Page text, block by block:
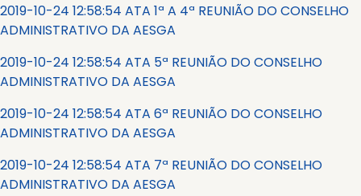
2019-10-24 12:58:54 ATA 1ª A 4ª REUNIÃO DO CONSELHO
ADMINISTRATIVO DA AESGA
2019-10-24 12:58:54 ATA 5ª REUNIÃO DO CONSELHO
ADMINISTRATIVO DA AESGA
2019-10-24 12:58:54 ATA 6ª REUNIÃO DO CONSELHO
ADMINISTRATIVO DA AESGA
2019-10-24 12:58:54 ATA 7ª REUNIÃO DO CONSELHO
ADMINISTRATIVO DA AESGA